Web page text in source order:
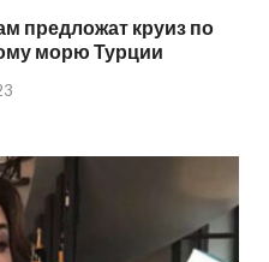
предложат круиз по
морю Турции